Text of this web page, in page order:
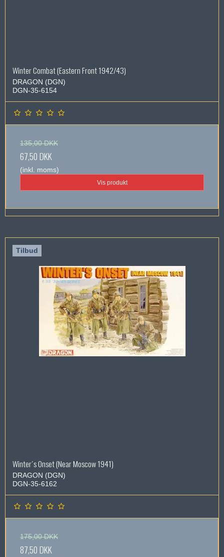
Winter Combat (Eastern Front 1942/43)
DRAGON (DGN)
DGN-35-6154
135,00 DKK
67,50 DKK
(inkl. moms)
Vis produkt
Tilbud
Winter´s Onset (Near Moscow 1941)
DRAGON (DGN)
DGN-35-6162
175,00 DKK
87,50 DKK